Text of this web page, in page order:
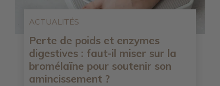
ACTUALITÉS
Perte de poids et enzymes
digestives : faut-il miser sur la
bromélaïne pour soutenir son
amincissement ?